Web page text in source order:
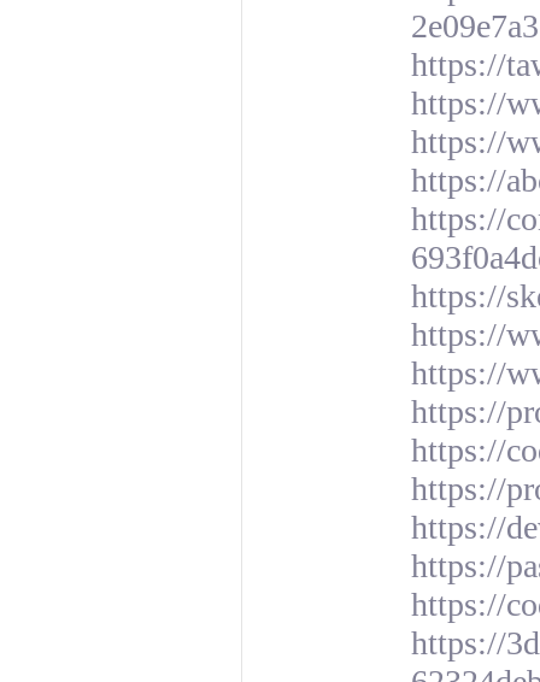
https://
https://
https://
https://
https://
https://
https://
https://
https://
https://
https://
https://
https://
https://
https://